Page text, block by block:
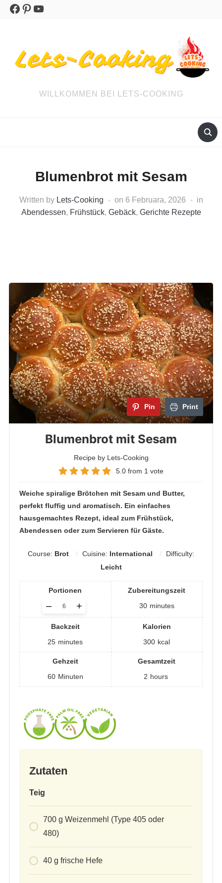
Facebook
Pinterest
YouTube
WILLKOMMEN BEI LETS-COOKING
Blumenbrot mit Sesam
Written by Lets-Cooking on 6 Februara, 2026
in
Abendessen, Frühstück, Gebäck, Gerichte Rezepte
Pin Print
Blumenbrot mit Sesam
Recipe by Lets-Cooking
5.0 from 1 vote
Weiche spiralige Brötchen mit Sesam und Butter,
perfekt fluffig und aromatisch. Ein einfaches
hausgemachtes Rezept, ideal zum Frühstück,
Abendessen oder zum Servieren für Gäste.
Course: Brot Cuisine: International
Difficulty:
Leicht
Portionen
Adjust
+
–
Zubereitungszeit
30 minutes
Backzeit
25 minutes
Kalorien
300 kcal
Gehzeit
60 Minuten
Gesamtzeit
2 hours
Zutaten
Teig
700 g Weizenmehl (Type 405 oder
480)
40 g frische Hefe